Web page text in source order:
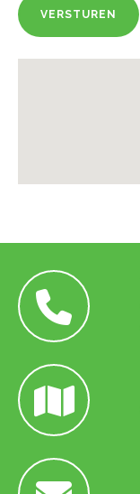
VERSTUREN